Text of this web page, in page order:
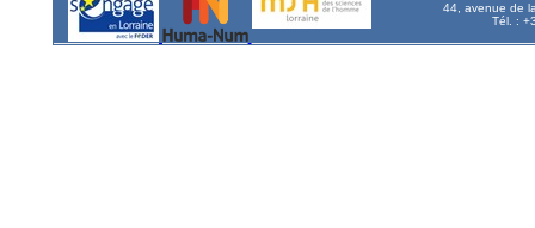
44, avenue de
Tél. :